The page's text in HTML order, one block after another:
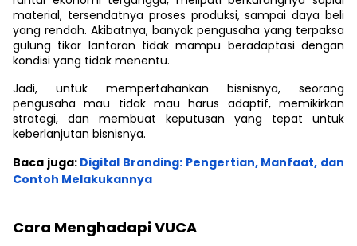
material, tersendatnya proses produksi, sampai daya beli
yang rendah. Akibatnya, banyak pengusaha yang terpaksa
gulung tikar lantaran tidak mampu beradaptasi dengan
kondisi yang tidak menentu.
Jadi, untuk mempertahankan bisnisnya, seorang
pengusaha mau tidak mau harus adaptif, memikirkan
strategi, dan membuat keputusan yang tepat untuk
keberlanjutan bisnisnya.
Baca juga: Digital Branding: Pengertian, Manfaat, dan
Contoh Melakukannya
Cara Menghadapi VUCA